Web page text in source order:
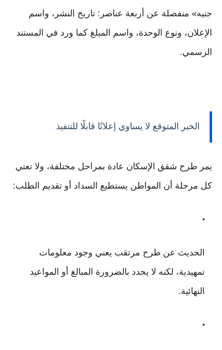
جنيه» منفصلة عن أربعة عناصر: تاريخ النشر، واسم
الإعلان، ونوع الوحدة، واسم المبلغ كما ورد في المستند
الرسمي.
الخبر المتوقع لا يساوي إعلانًا قابلًا للتنفيذ
يمر طرح شقق الإسكان عادة بمراحل مختلفة، ولا تعني
كل مرحلة أن المواطن يستطيع السداد أو تقديم الطلب:
الحديث عن طرح مرتقب يعني وجود معلومات
تمهيدية، لكنه لا يحدد بالضرورة المبالغ أو المواعيد
النهائية.